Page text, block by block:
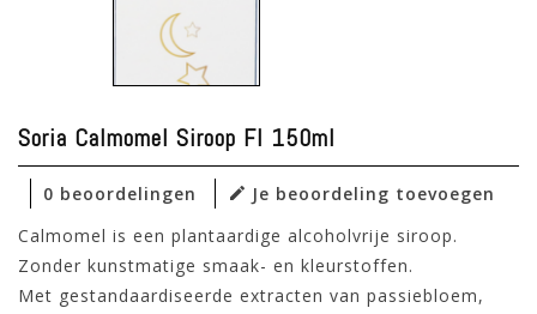
Soria Calmomel Siroop Fl 150ml
0 beoordelingen
Je beoordeling toevoegen
Calmomel is een plantaardige alcoholvrije siroop.
Zonder kunstmatige smaak- en kleurstoffen.
Met gestandaardiseerde extracten van passiebloem,